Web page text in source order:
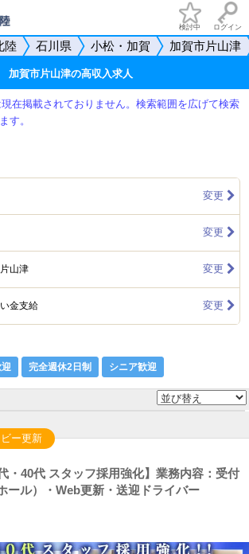
検討中 ログイン
陸 石川県 小松・加賀 加賀市片山津
加賀市片山津の高収入求人
在掲載されておりません。検索範囲を広げて検索
す。
変更
変更
山津 変更
金支給 変更
完全週休2日制 シニア歓迎
ー更新
・40代 スタッフ採用強化】業務内容：受付
ール）・Web更新・送迎ドライバー